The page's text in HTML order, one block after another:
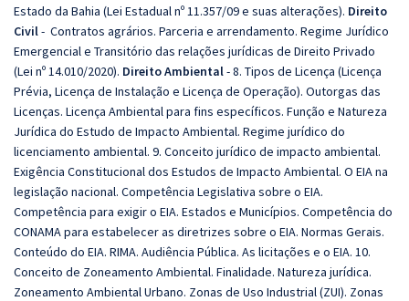
Estado da Bahia (Lei Estadual nº 11.357/09 e suas alterações). Direito
Civil- Contratos agrários. Parceria e arrendamento. Regime Jurídico
Emergencial e Transitório das relações jurídicas de Direito Privado
(Lei nº 14.010/2020). Direito Ambiental-8. Tipos de Licença (Licença
Prévia, Licença de Instalação e Licença de Operação). Outorgas das
Licenças. Licença Ambiental para fins específicos. Função e Natureza
Jurídica do Estudo de Impacto Ambiental. Regime jurídico do
licenciamento ambiental. 9. Conceito jurídico de impacto ambiental.
Exigência Constitucional dos Estudos de Impacto Ambiental. O EIA na
legislação nacional. Competência Legislativa sobre o EIA.
Competência para exigir o EIA. Estados e Municípios. Competência do
CONAMA para estabelecer as diretrizes sobre o EIA. Normas Gerais.
Conteúdo do EIA. RIMA. Audiência Pública. As licitações e o EIA. 10.
Conceito de Zoneamento Ambiental. Finalidade. Natureza jurídica.
Zoneamento Ambiental Urbano. Zonas de Uso Industrial (ZUI). Zonas